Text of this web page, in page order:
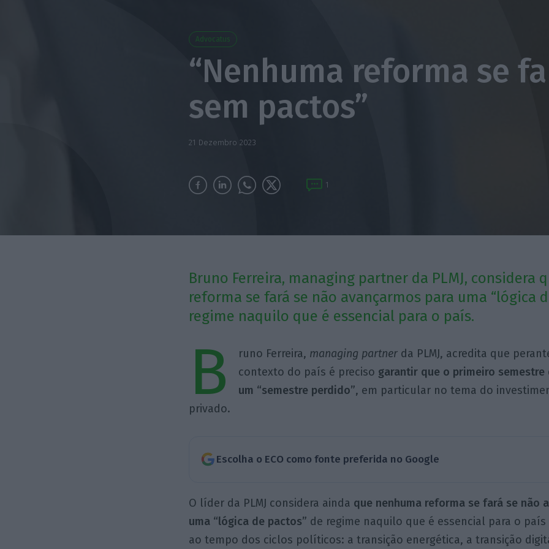
Advocatus
“Nenhuma reforma se
sem pactos”
21 Dezembro 2023
1
Bruno Ferreira, managing partner da PLMJ, considera
reforma se fará se não avançarmos para uma “lógica
regime naquilo que é essencial para o país.
B runo Ferreira, managing partner da PLMJ, acredita que
contexto do país é preciso garantir que o primeiro semestre
um “semestre perdido”, em particular no tema do
privado.
Escolha o ECO como fonte preferida no Google
O líder da PLMJ considera ainda que nenhuma reforma se fará se não
uma “lógica de pactos” de regime naquilo que é essencial para o
ao tempo dos ciclos políticos: a transição energética, a transição